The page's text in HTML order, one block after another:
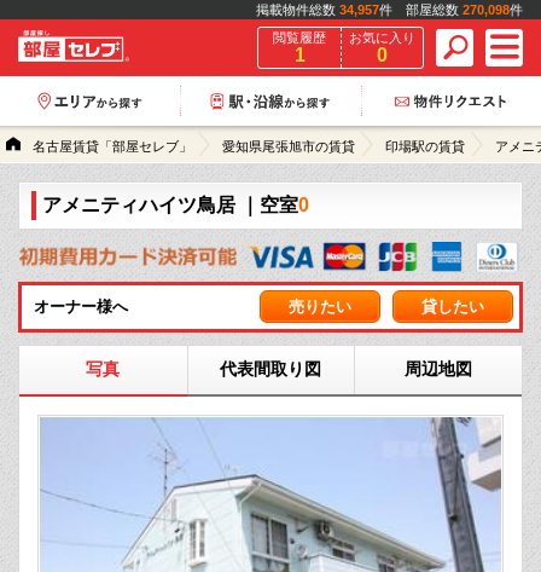
掲載物件総数 34,957件 部屋総数 270,098件
閲覧履歴
1
お気に入り
0
名古屋賃貸「部屋セレブ」 愛知県尾張旭市の賃貸 印場駅の賃貸 アメニ
アメニティハイツ鳥居 ｜空室0
オーナー様へ 売りたい 貸したい
写真 代表間取り図 周辺地図